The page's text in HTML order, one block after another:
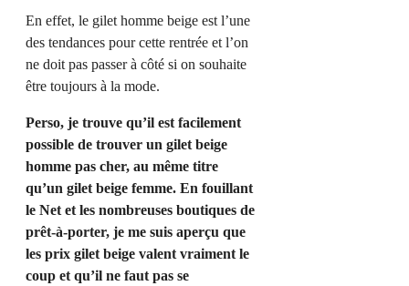
En effet, le gilet homme beige est l’une
des tendances pour cette rentrée et l’on
ne doit pas passer à côté si on souhaite
être toujours à la mode.
Perso, je trouve qu’il est facilement
possible de trouver un gilet beige
homme pas cher, au même titre
qu’un gilet beige femme. En fouillant
le Net et les nombreuses boutiques de
prêt-à-porter, je me suis aperçu que
les prix gilet beige valent vraiment le
coup et qu’il ne faut pas se